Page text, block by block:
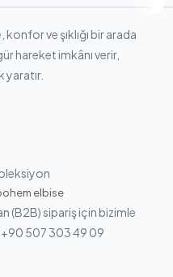
ve şıklığı bir arada
hareket imkânı verir,
elbise
(B2B) sipariş için bizimle
507 303 49 09